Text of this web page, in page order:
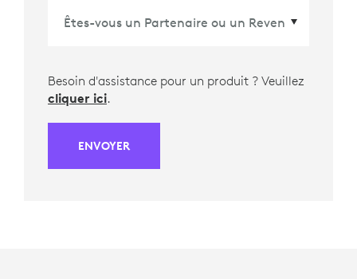
Besoin d'assistance pour un produit ? Veuillez
cliquer ici.
ENVOYER